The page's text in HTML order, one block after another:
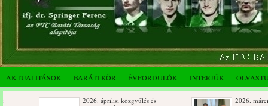
AKTUALITÁSOK BARÁTI KÖR ÉVFORDULÓK INTERJÚK
2026. áprilisi közgyűlés és
2026. márciusi összejövetel